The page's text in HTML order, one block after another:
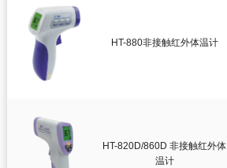
红外测温仪
智慧健康
测绘测距仪
HT-880非接触红外体温计
HT-820D/860D 非接触红外体
温计